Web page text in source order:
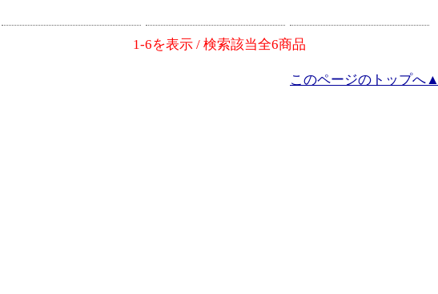
1-6を表示 / 検索該当全6商品
このページのトップへ▲